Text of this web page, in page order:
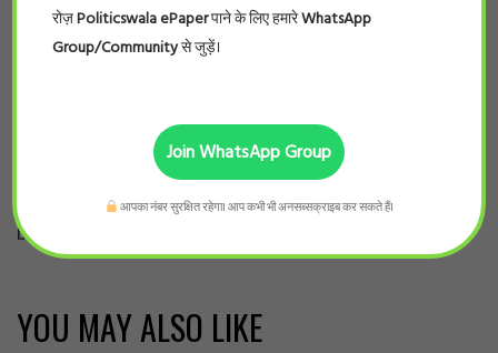
Tags:
#BHJ# Congress # Imran Pratapgadhi # waqf
bill# waqf ammendmnet bill
YOU MAY ALSO LIKE
रोज़Politicswala ePaperपाने के लिए हमारेWhatsApp
Group/Communityसे जुड़ें।
Join WhatsApp Group
आपका नंबर सुरक्षित रहेगा। आप कभी भी अनसब्सक्राइब कर सकते हैं।